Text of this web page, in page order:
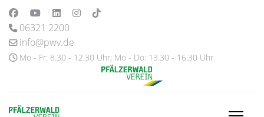
06321 2200
info@pwv.de
Mo - Fr: 8.30 - 12.30 Uhr; Mo - Do: 13.30 - 16.30 Uhr